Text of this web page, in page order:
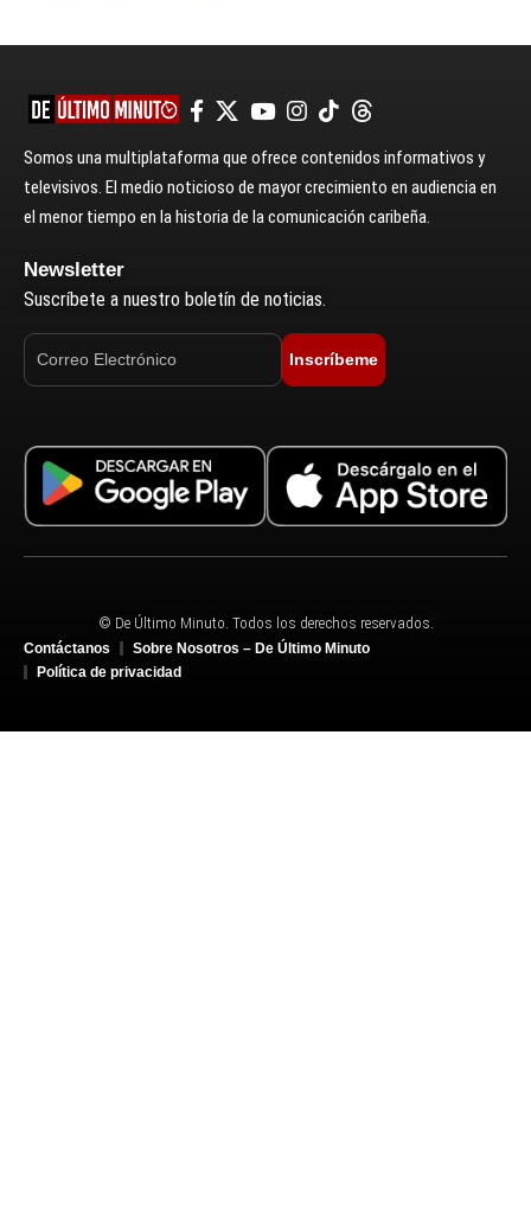
Somos una multiplataforma que ofrece contenidos informativos y
televisivos. El medio noticioso de mayor crecimiento en audiencia en
el menor tiempo en la historia de la comunicación caribeña.
Newsletter
Suscríbete a nuestro boletín de noticias.
Inscríbeme
© De Último Minuto. Todos los derechos reservados.
Contáctanos
Sobre Nosotros – De Último Minuto
Política de privacidad